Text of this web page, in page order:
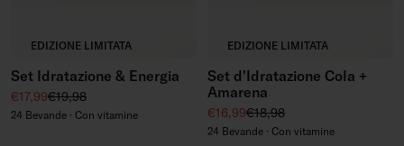
EDIZIONE LIMITATA
Set Idratazione & Energia
Prezzo di vendita
€17,99Prezzo regolare
€19,98
24 Bevande · Con vitamine
EDIZIONE LIMITATA
Set d'Idratazione Cola +
Amarena
Prezzo di vendita
€16,99Prezzo regolare
€18,98
24 Bevande · Con vitamine